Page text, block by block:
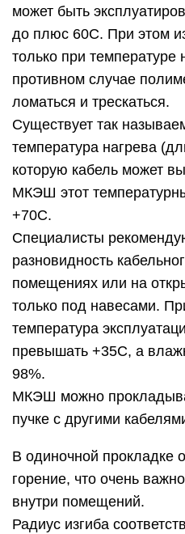
может быть
до плюс 60С. При этом
только при температуре
противном случае
ломаться и трескаться.
Существует так
температура нагрева
которую кабель может
МКЭШ этот
+70С.
Специалисты
разновидность
помещениях или на
только под навесами.
температура
превышать +35С, а
98%.
МКЭШ можно
пучке с другими
В одиночной прокладке
горение, что очень
внутри помещений.
Радиус изгиба